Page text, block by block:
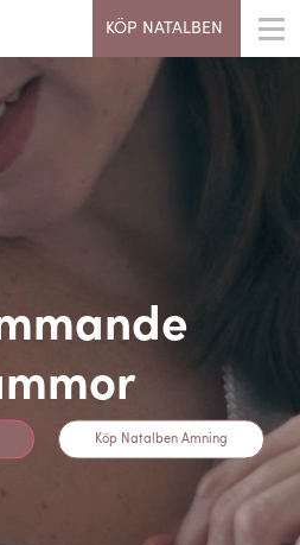
KÖP NATALBEN
Köp Natalben Amning